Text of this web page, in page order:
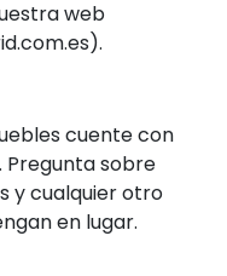
web
cuente con
Pregunta sobre
y cualquier otro
en lugar.